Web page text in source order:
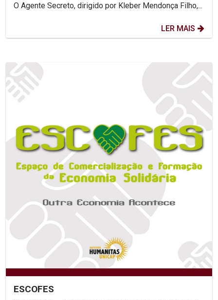
O Agente Secreto, dirigido por Kleber Mendonça Filho,...
LER MAIS
ESCOFES